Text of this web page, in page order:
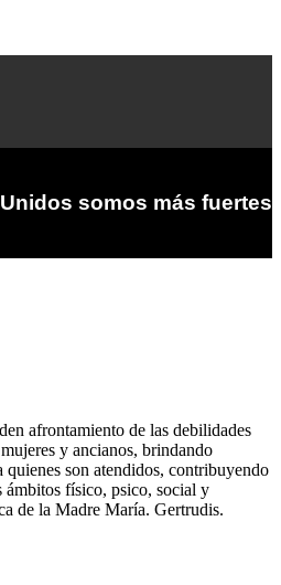
Unidos somos más fuertes
afrontamiento de las debilidades
y ancianos, brindando
son atendidos, contribuyendo
ámbitos físico, psico, social y
de la Madre María. Gertrudis.